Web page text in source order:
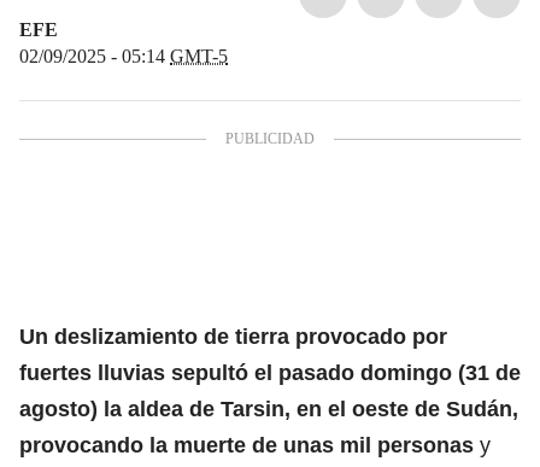
EFE
02/09/2025 - 05:14 GMT-5
Un deslizamiento de tierra provocado por
fuertes lluvias sepultó el pasado domingo (31 de
agosto) la aldea de Tarsin, en el oeste de Sudán,
provocando la muerte de unas mil personas y